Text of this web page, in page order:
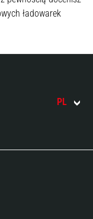
ładowarek
PL